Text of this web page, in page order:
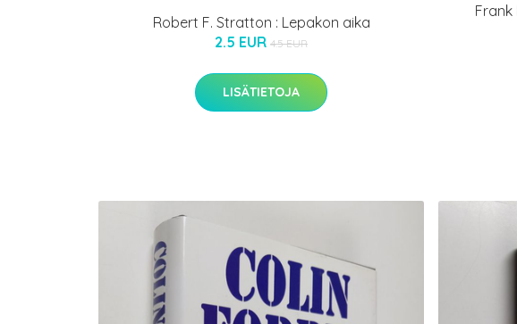
Robert F. Stratton : Lepakon aika
2.5 EUR 4.5 EUR
LISÄTIETOJA
Frank